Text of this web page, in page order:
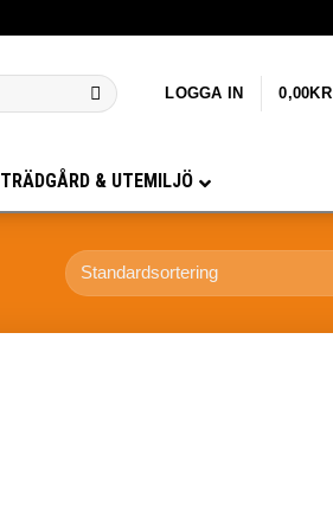
LOGGA IN 0,00KR
TRÄDGÅRD & UTEMILJÖ